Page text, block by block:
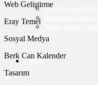
Listeli Galeri
Web Geliştirme
Eray Temel
Sosyal Medya
Berk Can Kalender
Tasarım